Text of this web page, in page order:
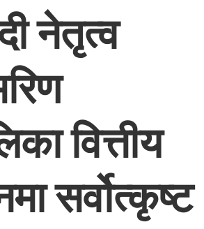
नेतृत्व
वित्तीय
सर्वोत्कृष्ट